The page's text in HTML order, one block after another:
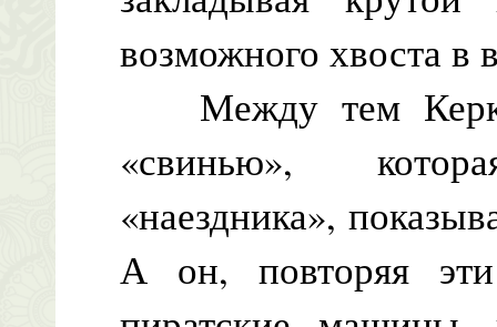
возможного хвоста
Между тем Керк
«свинью»,
«наездника»,
А он, повторяя